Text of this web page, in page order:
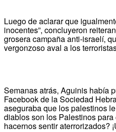
Luego de aclarar que
inocentes”, concluyeron
grosera campaña anti-israelí,
vergonzoso aval a los
Semanas atrás, Aguinis había
Facebook de la Sociedad
aseguraba que los palestinos
diablos son los Palestinos
hacernos sentir aterrorizados?